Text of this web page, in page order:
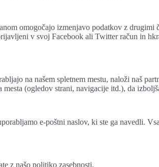
omogočajo izmenjavo podatkov z
v svoj Facebook ali Twitter račun in
na našem spletnem mestu, naloži naš
mesta (ogledov strani, navigacije itd.), da
e-poštni naslov, ki ste ga navedli.
z našo politiko zasebnosti.